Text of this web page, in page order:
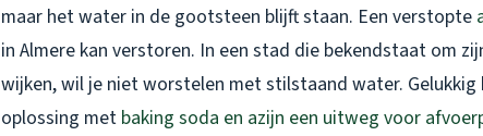
maar het water in de gootsteen blijft staan. Een verstopte
in Almere kan verstoren. In een stad die bekendstaat om
wijken, wil je niet worstelen met stilstaand water.
oplossing met baking soda en azijn een uitweg voor